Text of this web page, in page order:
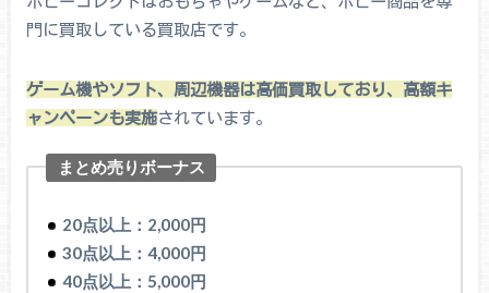
門に買取している買取店です。
ゲーム機やソフト、周辺機器は高価買取しており、高額キ
ャンペーンも実施されています。
まとめ売りボーナス
20点以上：2,000円
30点以上：4,000円
40点以上：5,000円